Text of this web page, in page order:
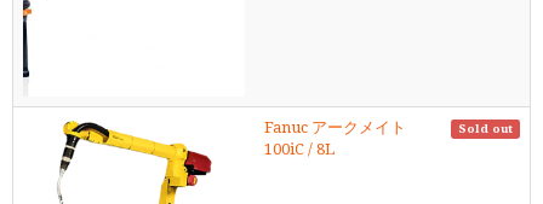
Fanuc アークメイト
100iC / 8L
Sold out